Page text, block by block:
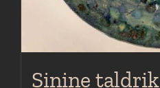
Sinine taldrik